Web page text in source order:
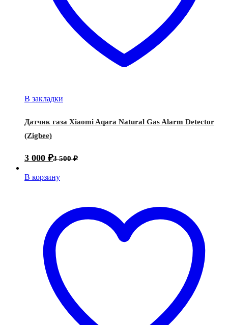
В закладки
Датчик газа Xiaomi Aqara Natural Gas Alarm Detector
(Zigbee)
3 000 ₽3 500₽
В корзину